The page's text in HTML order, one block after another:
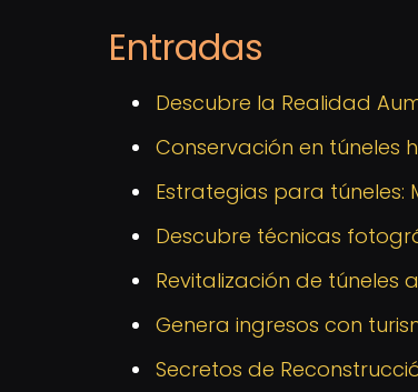
Entradas
Descubre la Realidad
Conservación en túneles
Estrategias para
Descubre técnicas
Revitalización de túneles
Genera ingresos con
Secretos de